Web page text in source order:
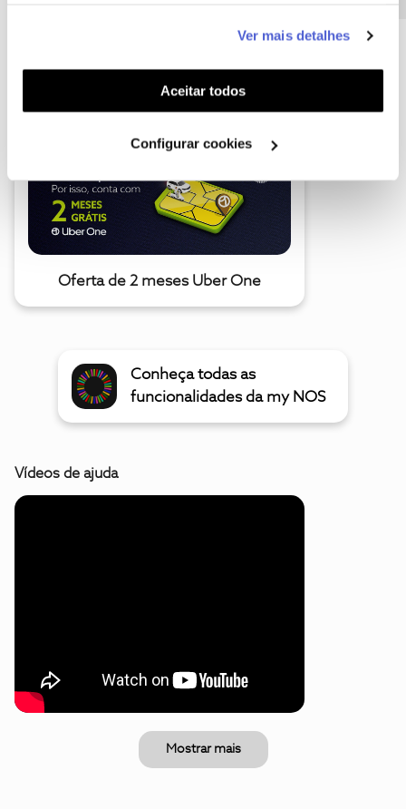
funcionalidades (cookies de personalização e
funcionalidade) e adaptar anúncios aos seus interesses
(cookies de publicidade personalizada). Pode gerir a
utilização dos cookies clicando em "Configurar
Ver mais detalhes
Aceitar todos
Configurar cookies
A poupança que COMBINA
Oferta de 2 meses Uber One
Conheça todas as
funcionalidades da my NOS
Vídeos de ajuda
Mostrar mais